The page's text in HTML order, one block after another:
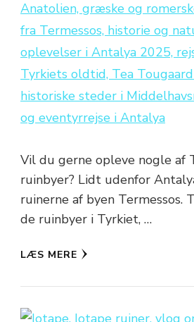
Vil du gerne opleve nogle af
ruinbyer? Lidt udenfor
ruinerne af byen Termessos.
de ruinbyer i Tyrkiet, …
LÆS MERE